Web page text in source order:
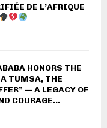
DE L’AFRIQUE
HONORS THE
TUMSA, THE
— A LEGACY OF
COURAGE...